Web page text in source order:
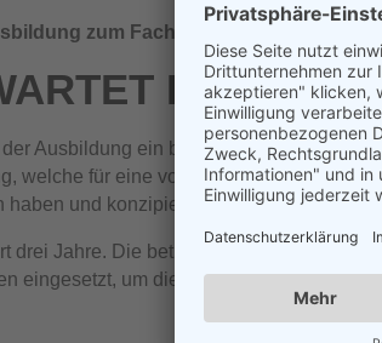
zum Fachinformatiker für
DICH
Ausbildung ein breites Fachwissen im
welche für eine vollumfängliche
haben und konzipierst
drei Jahre. Die betriebliche Ausbildung
eingesetzt, um die internen Abläufe